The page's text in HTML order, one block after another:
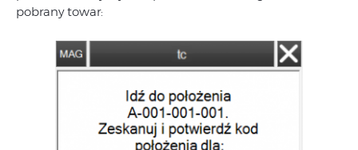
pobrany towar: